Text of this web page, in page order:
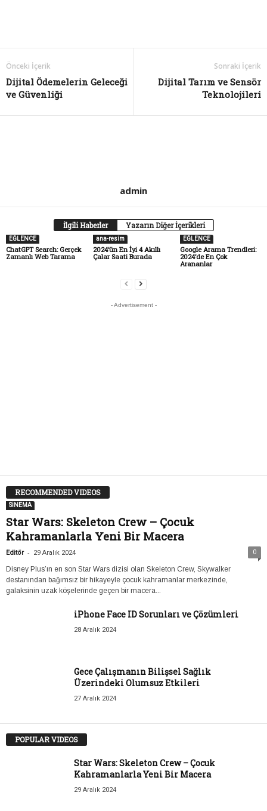
Önceki İçerik
Dijital Ödemelerin Geleceği
ve Güvenliği
Sonraki İçerik
Dijital Tarım ve Sensör
Teknolojileri
admin
İlgili Haberler Yazarın Diğer İçerikleri
EĞLENCE
ChatGPT Search: Gerçek
Zamanlı Web Tarama
ana-resim
2024’ün En İyi 4 Akıllı
Çalar Saati Burada
EĞLENCE
Google Arama Trendleri:
2024’de En Çok
Arananlar
- Advertisement -
RECOMMENDED VIDEOS
SİNEMA
Star Wars: Skeleton Crew – Çocuk
Kahramanlarla Yeni Bir Macera
Editör - 29 Aralık 2024 0
Disney Plus’ın en son Star Wars dizisi olan Skeleton Crew, Skywalker
destanından bağımsız bir hikayeyle çocuk kahramanlar merkezinde,
galaksinin uzak köşelerinde geçen bir macera...
iPhone Face ID Sorunları ve Çözümleri
28 Aralık 2024
Gece Çalışmanın Bilişsel Sağlık
Üzerindeki Olumsuz Etkileri
27 Aralık 2024
POPULAR VIDEOS
Star Wars: Skeleton Crew – Çocuk
Kahramanlarla Yeni Bir Macera
29 Aralık 2024